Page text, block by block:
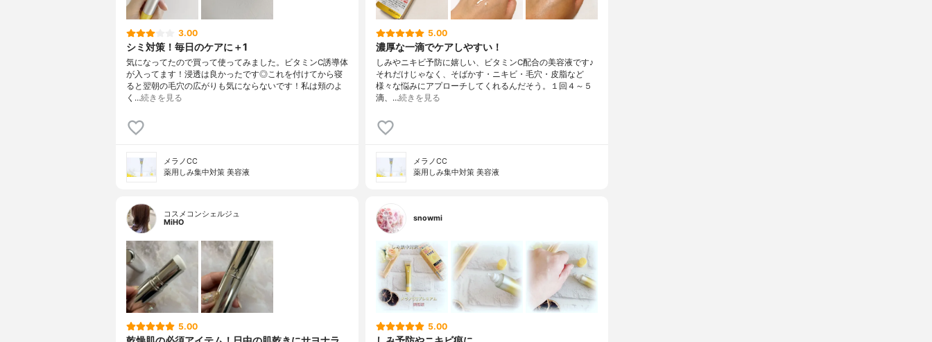
3.00
シミ対策！毎日のケアに＋1
気になってたので買って使ってみました。ビタミンC誘導体
が入ってます！浸透は良かったです◎これを付けてから寝
ると翌朝の毛穴の広がりも気にならないです！私は頬のよ
く…続きを見る
メラノCC
薬用しみ集中対策 美容液
5.00
濃厚な一滴でケアしやすい！
しみやニキビ予防に嬉しい、ビタミンC配合の美容液です♪
それだけじゃなく、そばかす・ニキビ・毛穴・皮脂など
様々な悩みにアプローチしてくれるんだそう。１回４～５
滴、…続きを見る
メラノCC
薬用しみ集中対策 美容液
コスメコンシェルジュ
MiHO
5.00
snowmi
5.00